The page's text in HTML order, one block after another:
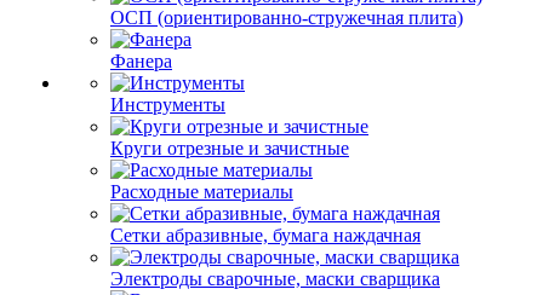
ОСП (ориентированно-стружечная плита)
Фанера
Инструменты
Круги отрезные и зачистные
Расходные материалы
Сетки абразивные, бумага наждачная
Электроды сварочные, маски сварщика